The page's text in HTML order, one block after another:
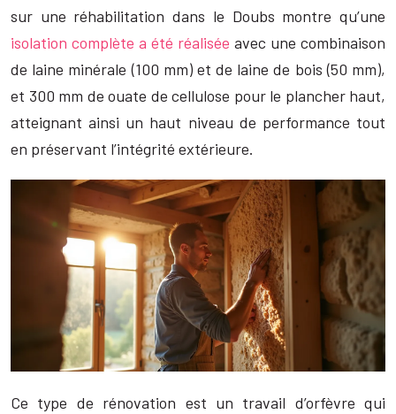
sur une réhabilitation dans le Doubs montre qu’une
isolation complète a été réalisée avec une combinaison
de laine minérale (100 mm) et de laine de bois (50 mm),
et 300 mm de ouate de cellulose pour le plancher haut,
atteignant ainsi un haut niveau de performance tout
en préservant l’intégrité extérieure.
Ce type de rénovation est un travail d’orfèvre qui